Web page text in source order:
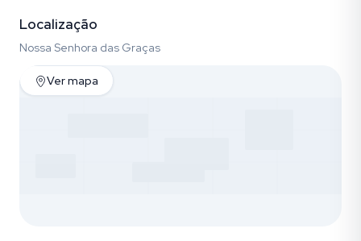
Localização
Nossa Senhora das Graças
Ver mapa